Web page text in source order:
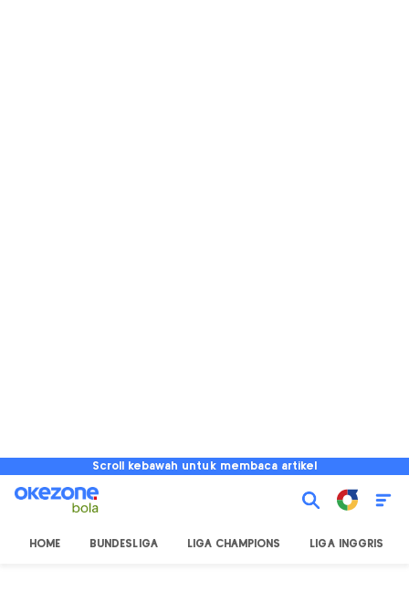
Scroll kebawah untuk membaca artikel
HOME BUNDESLIGA LIGA CHAMPIONS LIGA INGGRIS